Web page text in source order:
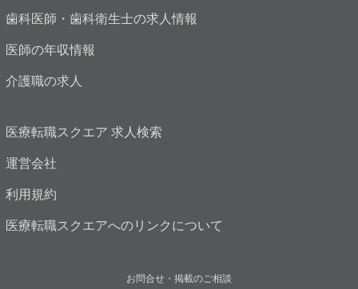
歯科医師・歯科衛生士の求人情報
医師の年収情報
介護職の求人
医療転職スクエア 求人検索
運営会社
利用規約
医療転職スクエアへのリンクについて
お問合せ・掲載のご相談